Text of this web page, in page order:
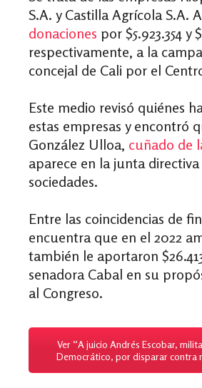
S.A. y Castilla Agrícola S.A.
donaciones por $5.923.354 y
respectivamente, a la
concejal de Cali por el
Este medio revisó quiénes
estas empresas y encontró
González Ulloa, cuñado de
aparece en la junta
sociedades.
Entre las coincidencias de
encuentra que en el 2022
también le aportaron
senadora Cabal en su
al Congreso.
Ver “A juicio Andrés Escobar,
Democrático, por disparar contra